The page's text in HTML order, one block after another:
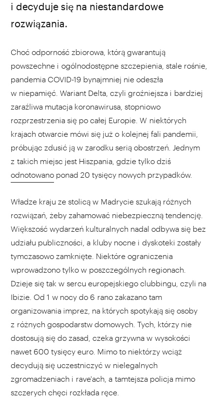
i decyduje się na niestandardowe
rozwiązania.
Choć odporność zbiorowa, którą gwarantują
powszechne i ogólnodostępne szczepienia, stale rośnie,
pandemia COVID-19 bynajmniej nie odeszła
w niepamięć. Wariant Delta, czyli groźniejsza i bardziej
zaraźliwa mutacja koronawirusa, stopniowo
rozprzestrzenia się po całej Europie. W niektórych
krajach otwarcie mówi się już o kolejnej fali pandemii,
próbując zdusić ją w zarodku serią obostrzeń. Jednym
z takich miejsc jest Hiszpania, gdzie tylko dziś
odnotowano ponad 20 tysięcy nowych przypadków.
Władze kraju ze stolicą w Madrycie szukają różnych
rozwiązań, żeby zahamować niebezpieczną tendencję.
Większość wydarzeń kulturalnych nadal odbywa się bez
udziału publiczności, a kluby nocne i dyskoteki zostały
tymczasowo zamknięte. Niektóre ograniczenia
wprowadzono tylko w poszczególnych regionach.
Dzieje się tak w sercu europejskiego clubbingu, czyli na
Ibizie. Od 1 w nocy do 6 rano zakazano tam
organizowania imprez, na których spotykają się osoby
z różnych gospodarstw domowych. Tych, którzy nie
dostosują się do zasad, czeka grzywna w wysokości
nawet 600 tysięcy euro. Mimo to niektórzy wciąż
decydują się uczestniczyć w nielegalnych
zgromadzeniach i rave'ach, a tamtejsza policja mimo
szczerych chęci rozkłada ręce.